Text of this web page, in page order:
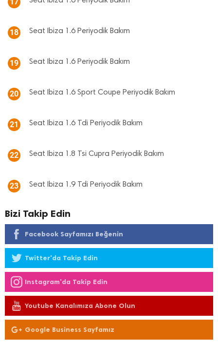
18 Seat Ibiza 1.6 Periyodik Bakım
19 Seat Ibiza 1.6 Periyodik Bakım
20 Seat Ibiza 1.6 Sport Coupe Periyodik Bakım
21 Seat Ibiza 1.6 Tdi Periyodik Bakım
22 Seat Ibiza 1.8 Tsi Cupra Periyodik Bakım
23 Seat Ibiza 1.9 Tdi Periyodik Bakım
Bizi Takip Edin
Facebook Sayfamızı Beğenin
Twitter'da Takip Edin
Instagram'da Takip Edin
Youtube Kanalımıza Abone Olun
Google Business Sayfamız